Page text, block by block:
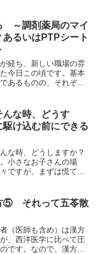
～調剤薬局のマイ
るいはPTPシート
経ち、新しい職場の雰
今日この頃です。基本
あるものの、それぞれ
の薬局が１錠だけのお
にしています。
んな時、どうす
け込む前にできる
な時、どうしますか？
小さなお子さんの場
ですが、まずは慌てな
受診される患者さん。
れた処方箋...
⑤ それって五苓散
（医師も含め）は漢方
、西洋医学に比べて圧
です。なので、漢方家